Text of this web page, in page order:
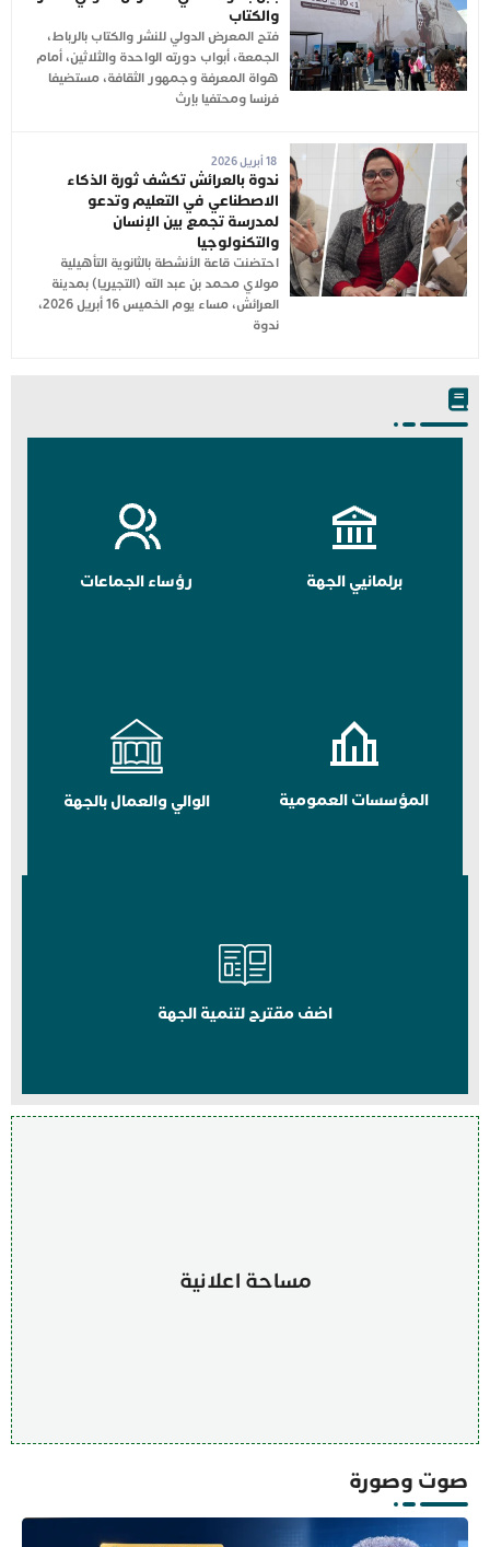
والكتاب
فتح المعرض الدولي للنشر والكتاب بالرباط،
الجمعة، أبواب دورته الواحدة والثلاثين، أمام
هواة المعرفة وجمهور الثقافة، مستضيفا
فرنسا ومحتفيا بإرث
18 أبريل 2026
ندوة بالعرائش تكشف ثورة الذكاء
الاصطناعي في التعليم وتدعو
لمدرسة تجمع بين الإنسان
والتكنولوجيا
احتضنت قاعة الأنشطة بالثانوية التأهيلية
مولاي محمد بن عبد الله (التجيريا) بمدينة
العرائش، مساء يوم الخميس 16 أبريل 2026،
ندوة
برلمانيي الجهة رؤساء الجماعات
المؤسسات العمومية الوالي والعمال بالجهة
اضف مقترح لتنمية الجهة
مساحة اعلانية
صوت وصورة